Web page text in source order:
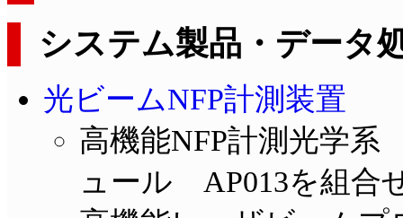
システム製品・データ
光ビームNFP計測装置
高機能NFP計測光学系
ュール AP013を組合